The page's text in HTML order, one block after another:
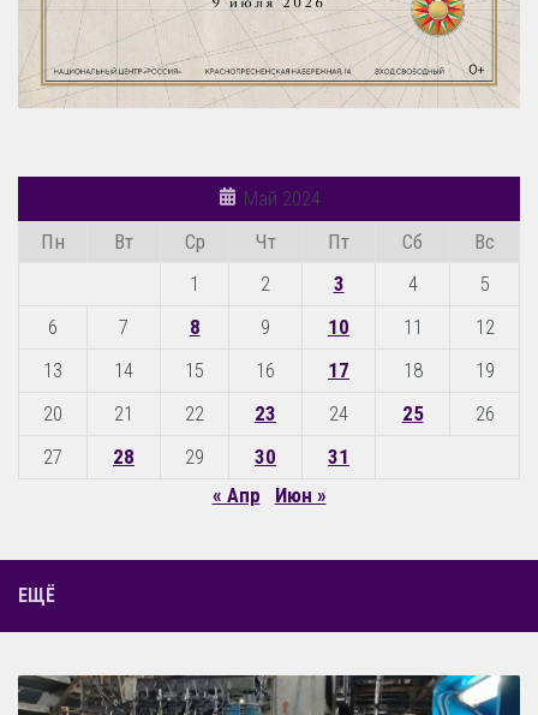
Май 2024
Пн
Вт Ср Чт Пт Сб
Вс
1
2 3 4
5
6
7 8 9 10 11
12
13
14 15 16 17 18
19
20
21 22 23 24 25
26
27
28 29 30
31
« Апр
Июн »
ЕЩЁ